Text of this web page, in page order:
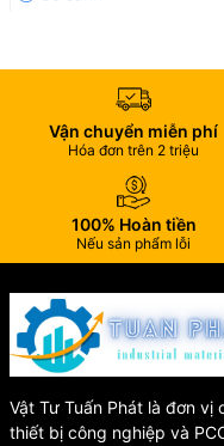
Rửa xe máy, ô tô, xe
Nhà phân phối
Vòi tưới Aquamate BW-
tại:
📍Vật Tư Tuấn Phát– 342
🌐Website:
📞Hotline:0355 365 936
Vận chuyển miễn phí
Hóa đơn trên 2 triệu
100% Hoàn tiền
Nếu sản phẩm lỗi
Vật Tư Tuấn Phát là đơn
thiết bị công nghiệp và